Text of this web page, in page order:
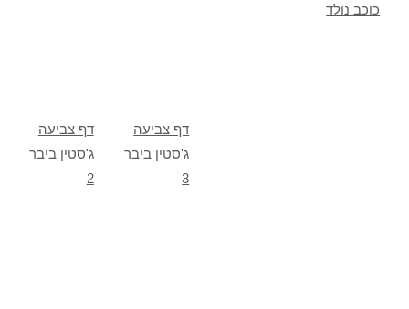
כוכב נולד
דף צביעה
ג'סטין ביבר
2
דף צביעה
ג'סטין ביבר
3